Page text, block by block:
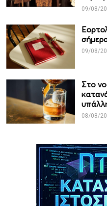
09/08/
09/08/
Στο
08/08/